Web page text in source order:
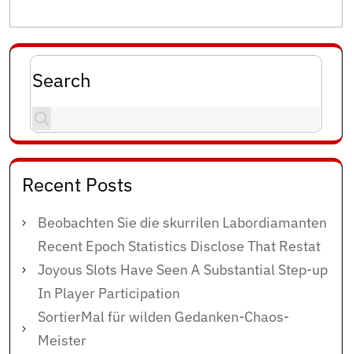
Search
Recent Posts
Beobachten Sie die skurrilen Labordiamanten
Recent Epoch Statistics Disclose That Restat
Joyous Slots Have Seen A Substantial Step-up
In Player Participation
SortierMal für wilden Gedanken-Chaos-
Meister